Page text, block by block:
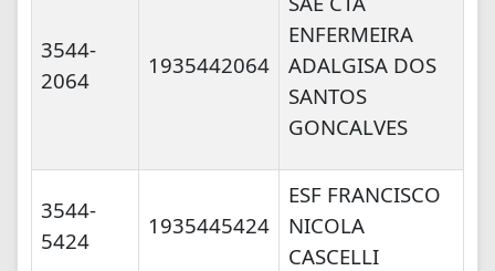
3544-
2064
1935442064
ENFERMEIRA
ADALGISA DOS
SANTOS
GONCALVES
3544-
5424
1935445424
ESF FRANCISCO
NICOLA
CASCELLI